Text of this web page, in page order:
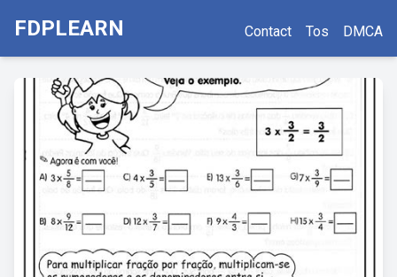
FDPLEARN Contact Tos DMCA